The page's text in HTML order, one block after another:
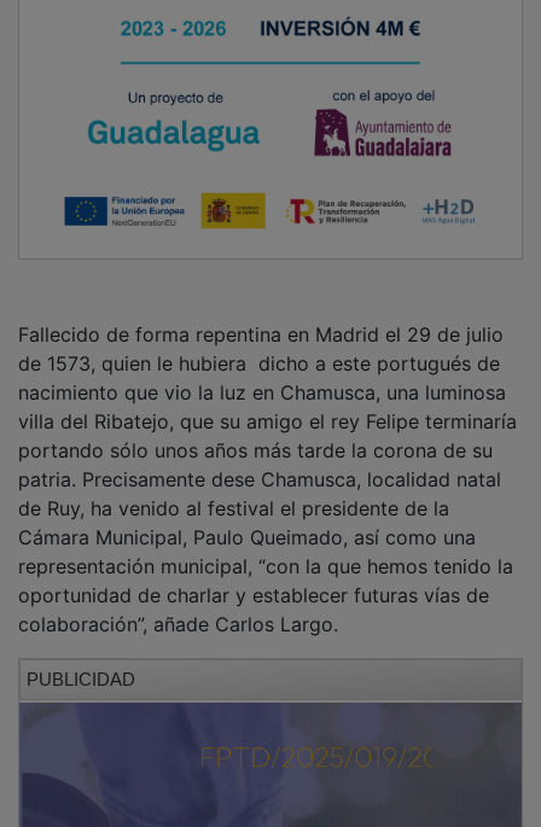
de 1573, quien le hubiera dicho a este portugués de
nacimiento que vio la luz en Chamusca, una luminosa
villa del Ribatejo, que su amigo el rey Felipe terminaría
portando sólo unos años más tarde la corona de su
patria. Precisamente dese Chamusca, localidad natal
de Ruy, ha venido al festival el presidente de la
Cámara Municipal, Paulo Queimado, así como una
representación municipal, “con la que hemos tenido la
oportunidad de charlar y establecer futuras vías de
colaboración”, añade Carlos Largo.